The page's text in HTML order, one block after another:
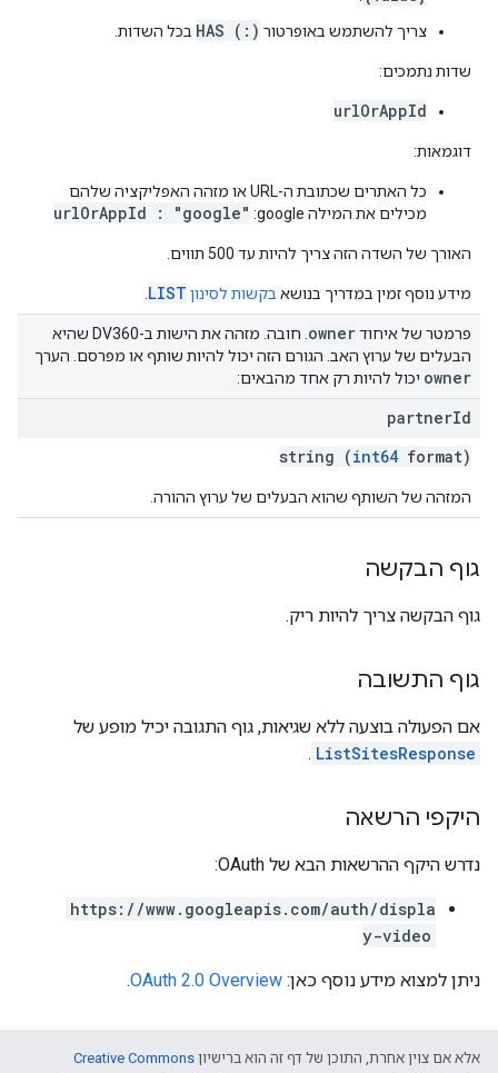
צריך להשתמש באופרטור HAS (:) בכל השדות.
שדות נתמכים:
urlOrAppId
דוגמאות:
כל האתרים שכתובת ה-URL או מזהה האפליקציה שלהם
מכילים את המילה google:
urlOrAppId : "google"
האורך של השדה הזה צריך להיות עד 500 תווים.
מידע נוסף זמין במדריך בנושא בקשות לסינון LIST
פרמטר של איחודowner
. חובה. מזהה את הישות ב-DV360 שהיא
הבעלים של ערוץ האב. הגורם הזה יכול להיות שותף או מפרסם. הערך
owner יכול להיות רק אחד מהבאים:
partnerId
string (int64 format)
המזהה של השותף שהוא הבעלים של ערוץ ההורה.
גוף הבקשה
גוף הבקשה צריך להיות ריק.
גוף התשובה
אם הפעולה בוצעה ללא שגיאות, גוף התגובה יכיל מופע של
ListSitesResponse
.
היקפי הרשאה
נדרש היקף ההרשאות הבא של OAuth:
https://www.googleapis.com/auth/displa
y-video
ניתן למצוא מידע נוסף כאן: OAuth 2.0 Overview
.
אלא אם צוין אחרת, התוכן של דף זה הוא ברישיון Creative Commons